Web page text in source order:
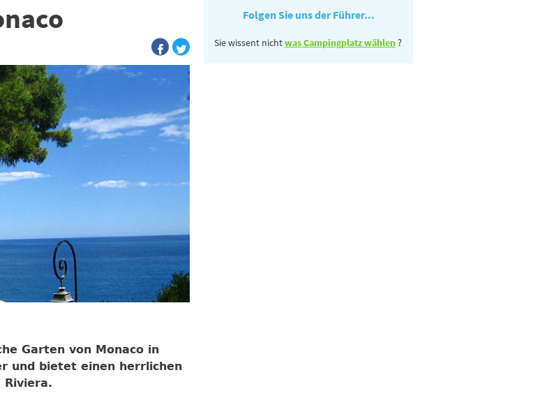
Garten von Monaco in
und bietet einen herrlichen
Riviera.
Folgen Sie uns der Führer...
Sie wissent nichtwas Campingplatz wählen?